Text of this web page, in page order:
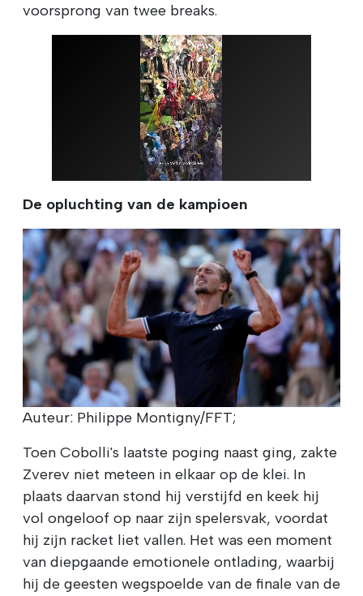
voorsprong van twee breaks.
De opluchting van de kampioen
Auteur: Philippe Montigny/FFT;
Toen Cobolli's laatste poging naast ging, zakte
Zverev niet meteen in elkaar op de klei. In
plaats daarvan stond hij verstijfd en keek hij
vol ongeloof op naar zijn spelersvak, voordat
hij zijn racket liet vallen. Het was een moment
van diepgaande emotionele ontlading, waarbij
hij de geesten wegspoelde van de finale van de